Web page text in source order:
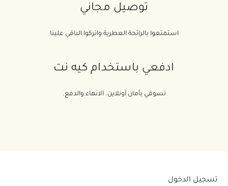
توصيل مجاني
استمتعوا بالرائحة العطرية واتركوا الباقي علينا
ادفعي باستخدام كيه نت
تسوقي بأمان أونلاين. الانهاء والدفع.
تسجيل الدخول